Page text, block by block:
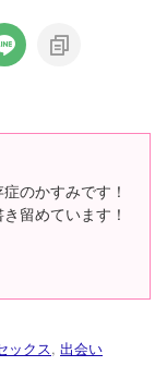
のかすみです！
留めています！
ックス, 出会い